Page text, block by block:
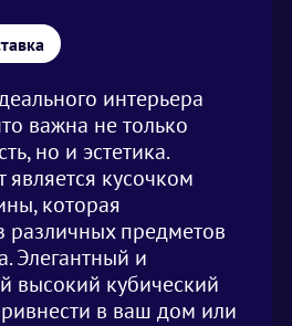
интерьера
важна не только
но и эстетика.
кусочком
которая
различных предметов
Элегантный и
высокий кубический
в ваш дом или